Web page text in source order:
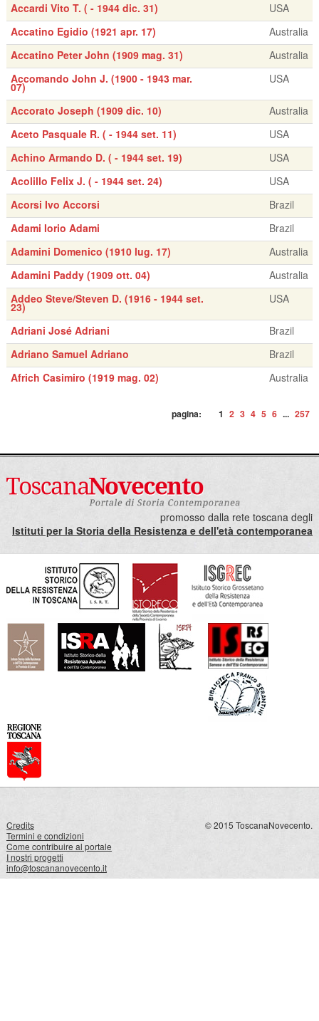
Accardi Vito T. ( - 1944 dic. 31)
USA
Accatino Egidio (1921 apr. 17)
Australia
Accatino Peter John (1909 mag. 31)
Australia
Accomando John J. (1900 - 1943 mar.
07)
USA
Accorato Joseph (1909 dic. 10)
Australia
Aceto Pasquale R. ( - 1944 set. 11)
USA
Achino Armando D. ( - 1944 set. 19)
USA
Acolillo Felix J. ( - 1944 set. 24)
USA
Acorsi Ivo Accorsi
Brazil
Adami Iorio Adami
Brazil
Adamini Domenico (1910 lug. 17)
Australia
Adamini Paddy (1909 ott. 04)
Australia
Addeo Steve/Steven D. (1916 - 1944 set.
23)
USA
Adriani José Adriani
Brazil
Adriano Samuel Adriano
Brazil
Africh Casimiro (1919 mag. 02)
Australia
pagina: 1 2 3 4 5 6 ... 257
promosso dalla rete toscana degli
Istituti per la Storia della Resistenza e dell'età contemporanea
Credits
Termini e condizioni
Come contribuire al portale
I nostri progetti
info@toscananovecento.it
© 2015 ToscanaNovecento.